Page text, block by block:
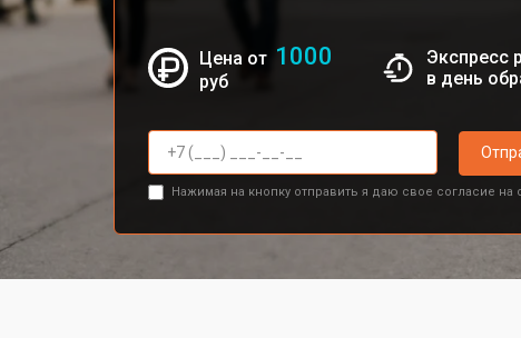
Цена от 1000
руб
Экспресс
в день
Нажимая на кнопку отправить я даю свое согласие на